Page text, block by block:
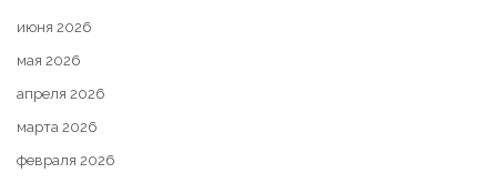
июня 2026
мая 2026
апреля 2026
марта 2026
февраля 2026